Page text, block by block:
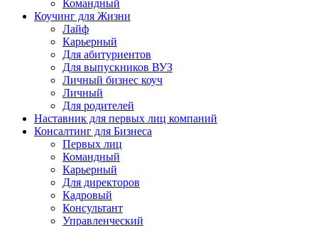
Командный
Коучинг для Жизни
Лайф
Карьерный
Для абитуриентов
Для выпускников ВУЗ
Личный бизнес коуч
Личный
Для родителей
Наставник для первых лиц компаний
Консалтинг для Бизнеса
Первых лиц
Командный
Карьерный
Для директоров
Кадровый
Консультант
Управленческий